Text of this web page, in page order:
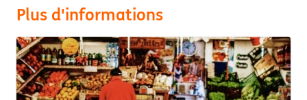
Plus d'informations